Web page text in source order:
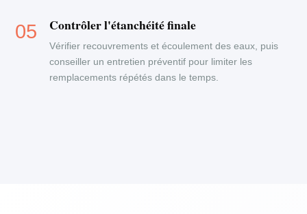
Contrôler l'étanchéité finale
Vérifier recouvrements et écoulement des eaux, puis
conseiller un entretien préventif pour limiter les
remplacements répétés dans le temps.